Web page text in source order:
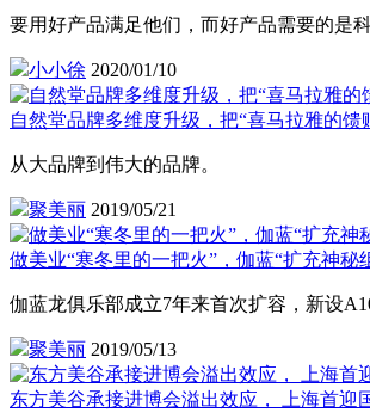
要用好产品满足他们，而好产品需要的是
小小徐 2020/01/10
自然堂品牌多维度升级，把“喜马拉雅的馈
从大品牌到伟大的品牌。
聚美丽 2019/05/21
做美业“寒冬里的一把火”，伽蓝“扩充神秘
伽蓝龙俱乐部成立7年来首次扩容，新设
聚美丽 2019/05/13
东方美谷承接进博会溢出效应， 上海首迎